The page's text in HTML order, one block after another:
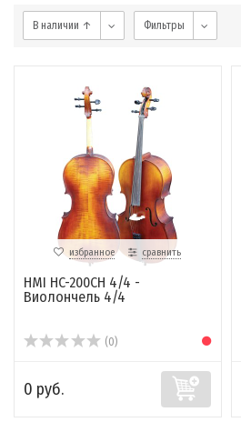
В наличии ↑ Фильтры
избранное сравнить
HMI HC-200CH 4/4 -
Виолончель 4/4
(0)
0 руб.